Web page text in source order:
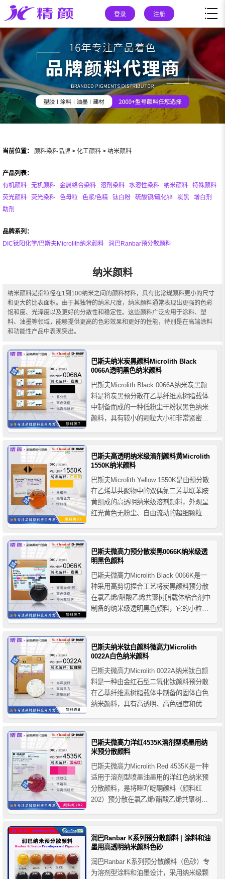
登录 注册
当前位置： 颜料染料品牌 > 化工颜料 > 纳米颜料
产品列表：
有机颜料
无机颜料 金属络合染料 溶剂染料 水溶性染料 纳米颜料
特殊颜料
荧光颜料
荧光染料 色母粒 色浆/色精 钛白粉 硫酸钡/硫化锌 炭黑
增白剂
助剂
品牌系列：
DIC钛阳化学/巴斯夫Microlith纳米颜料
润巴Ranbar预分散颜料
纳米颜料
纳米颜料是指粒径在1到100纳米之间的颜料材料，具有比常规颜料更小的尺寸
和更大的比表面积。由于其独特的纳米尺度，纳米颜料通常表现出更强的色彩
饱和度、光泽度以及更好的分散性和稳定性。这些颜料广泛应用于涂料、塑
料、油墨等领域，能够提供更高的色彩效果和更好的性能，特别是在高端涂料
和功能性产品中表现突出。
巴斯夫纳米炭黑颜料Microlith Black
0066A透明黑色纳米颜料
巴斯夫Microlith Black 0066A纳米炭黑颜
料是将炭黑预分散在乙基纤维素树脂载体
中制备而成的一种低粉尘干粉状黑色纳米
颜料，具有较小的颗粒大小和非常紧密的
巴斯夫0066A纳米炭黑颜料主要用于溶剂
型涂料体系，适用于各种不同种类的木器
巴斯夫高透明纳米级溶剂颜料黄Microlith
1550K纳米颜料
巴斯夫Microlith Yellow 1550K是由预分散
在乙烯基共聚物中的双偶氮二芳基联苯胺
黄组成的高透明纳米级溶剂颜料，外观呈
红光黄色无粉尘、自由流动的超细颗粒形
性，耐候性能一般不推荐用于室外产品应
用。
巴斯夫微高力预分散炭黑0066K纳米级透
明黑色颜料
巴斯夫微高力Microlith Black 0066K是一
种采用高剪切捏合工艺将炭黑颜料预分散
在氯乙烯/醋酸乙烯共聚树脂载体粘合剂中
制备的纳米级透明黑色颜料，它的小粒径
稳定性以及抗絮凝防沉性，其卓越的耐光
耐候性适合用于户外产品的应用。
巴斯夫纳米钛白颜料微高力Microlith
0022A白色纳米颜料
巴斯夫微高力Microlith 0022A纳米钛白颜
料是一种由金红石型二氧化钛颜料预分散
在乙基纤维素树脂载体中制备的固体白色
纳米颜料，具有高透明、高色强度和优异
于木器漆着色。
巴斯夫微高力洋红4535K溶剂型喷墨用纳
米预分散颜料
巴斯夫微高力Microlith Red 4535K是一种
适用于溶剂型喷墨油墨用的洋红色纳米预
分散颜料，是将喹吖啶酮颜料（颜料红
202）预分散在氯乙烯/醋酸乙烯共聚树脂
径和极窄的粒径分布，提供了最大的颜色
强度、光泽度和透明度，以及出色的分散
润巴Ranbar K系列预分散颜料 | 涂料和油
墨用高透明纳米颜料色砂
润巴Ranbar K系列预分散颜料（色砂）专
为溶剂型涂料和油墨设计，采用纳米级颗